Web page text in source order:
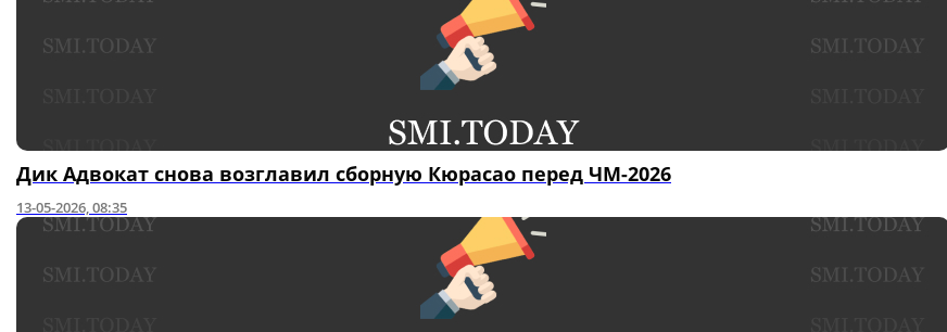
Дик Адвокат снова возглавил сборную Кюрасао перед ЧМ-2026
13-05-2026, 08:35